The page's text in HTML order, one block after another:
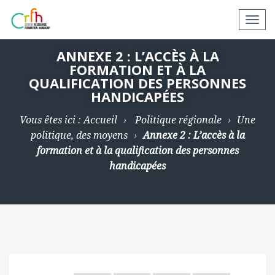
N
a
p
ANNEXE 2 : L’ACCÈS À LA
FORMATION ET À LA
QUALIFICATION DES PERSONNES
HANDICAPÉES
Vous êtes ici :Accueil Politique régionale
Une
politique, des moyens
Annexe 2 : L’accès à la
formation et à la qualification des personnes
handicapées